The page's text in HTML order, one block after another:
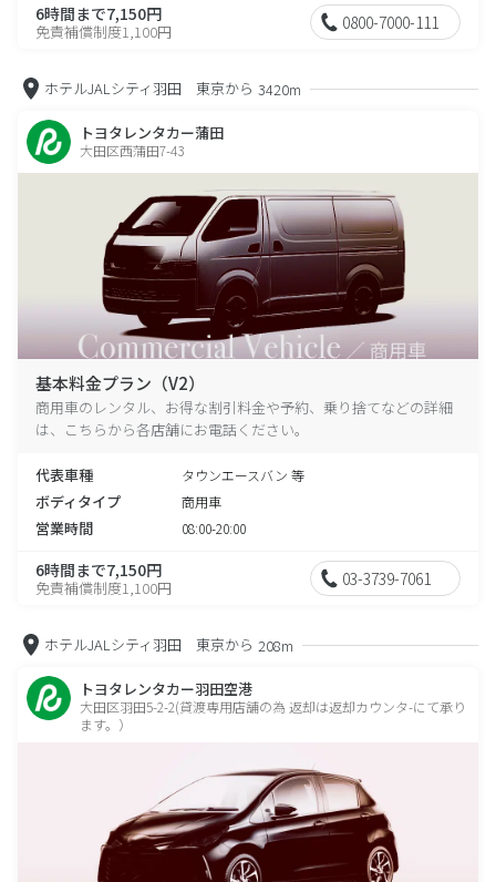
6時間まで7,150円
免責補償制度1,100円 0800-7000-111
ホテルJALシティ羽田 東京から 3420m
トヨタレンタカー蒲田
大田区西蒲田7-43
基本料金プラン（V2）
商用車のレンタル、お得な割引料金や予約、乗り捨てなどの詳細
は、こちらから各店舗にお電話ください。
代表車種 タウンエースバン 等
ボディタイプ 商用車
営業時間 08:00-20:00
6時間まで7,150円
免責補償制度1,100円 03-3739-7061
ホテルJALシティ羽田 東京から 208m
トヨタレンタカー羽田空港
大田区羽田5-2-2(貸渡専用店舗の為 返却は返却カウンタ-にて承り
ます。）